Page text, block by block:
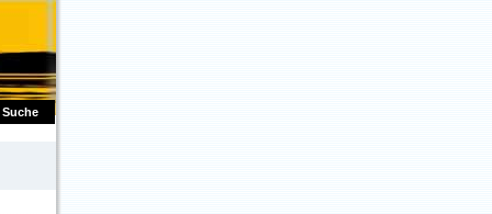
Suche